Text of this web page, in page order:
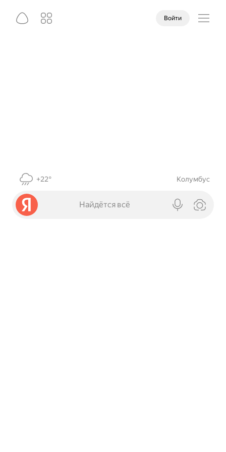
Войти
+22° Колумбус
Найдётся всё